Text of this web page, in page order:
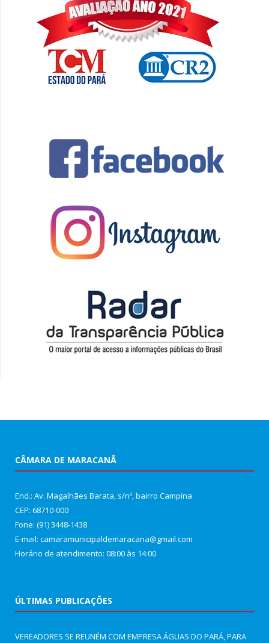
CÂMARA DE MARACANÃ
End.: Av. Magalhães Barata, s/nº, bairro Campina
CEP: 68710-000
Fone: (91) 3448-1438
E-mail: camaramunicipaldemaracana@gmail.com
Horário de atendimento: 08:00 às 14:00
ÚLTIMAS PUBLICAÇÕES
VEREADORES SE REUNÉM COM EMPRESA ÁGUAS DO PARÁ, PARA